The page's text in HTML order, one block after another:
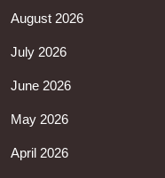
August 2026
July 2026
June 2026
May 2026
April 2026